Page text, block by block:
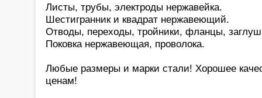
Листы, трубы, электроды нержавейка.
Шестигранник и квадрат нержавеющий.
Отводы, переходы, тройники, фланцы,
Поковка нержавеющая, проволока.
Любые размеры и марки стали! Хорошее
ценам!